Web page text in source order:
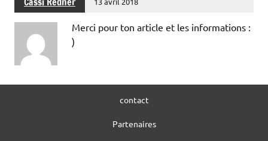
Merci pour ton article et les informations :
)
contact
Partenaires